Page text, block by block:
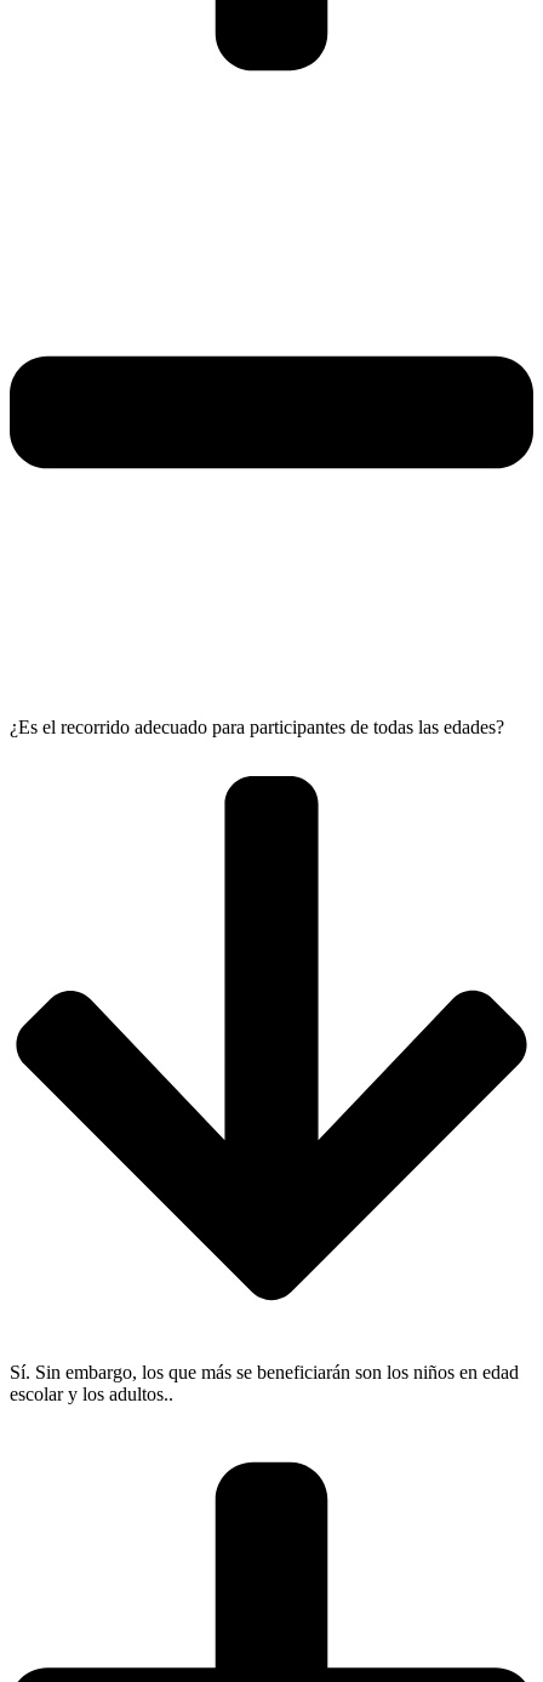
¿Es el recorrido adecuado para participantes de todas las edades?
Sí. Sin embargo, los que más se beneficiarán son los niños en edad
escolar y los adultos..